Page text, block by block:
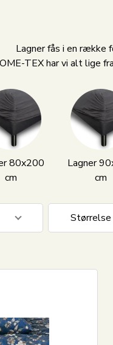
Lagner fås i en række
TEX har vi alt lige
80x200
cm
Lagner
cm
Størrelse